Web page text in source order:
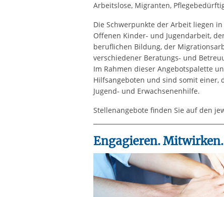
Arbeitslose, Migranten,
Die Schwerpunkte der Arbeit liegen
Offenen Kinder- und Jugendarbeit,
beruflichen Bildung, der
verschiedener Beratungs- und
Im Rahmen dieser Angebotspalette
Hilfsangeboten und sind somit einer,
Jugend- und Erwachsenenhilfe.
Stellenangebote finden Sie auf den
Engagieren.